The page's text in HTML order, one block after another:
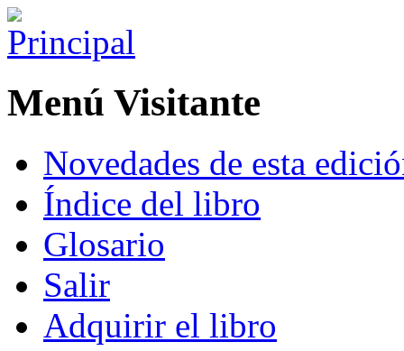
Menú Visitante
Novedades de esta
Índice del libro
Glosario
Salir
Adquirir el libro